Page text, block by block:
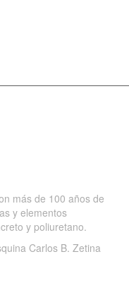
más de 100 años de
y elementos
y poliuretano.
Carlos B. Zetina